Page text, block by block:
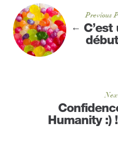
Previous
←
Humanity :) !